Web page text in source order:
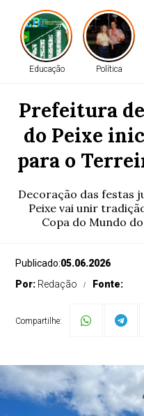
Educação Política
Prefeitura de
do Peixe
para o
Decoração das festas
Peixe vai unir
Copa do Mundo
Publicado:05.06.2026
Por: Redação Fonte:
Compartilhe: